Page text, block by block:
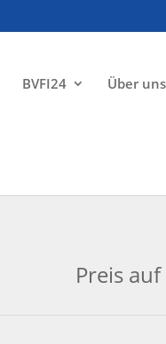
BVFI24 Über uns
Preis